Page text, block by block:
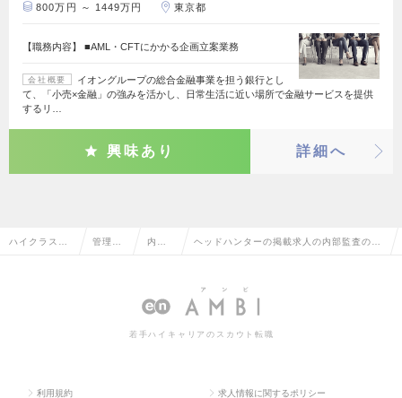
800万円 ～ 1449万円 東京都
【職務内容】 ■AML・CFTにかかる企画立案業務
会社概要
イオングループの総合金融事業を担う銀行とし
て、「小売×金融」の強みを活かし、日常生活に近い場所で金融サービスを提供
するリ…
興味あり 詳細へ
ハイクラス求 管理部 内部 ヘッドハンターの掲載求人の内部監査の転
若手ハイキャリアのスカウト転職
利用規約 求人情報に関するポリシー